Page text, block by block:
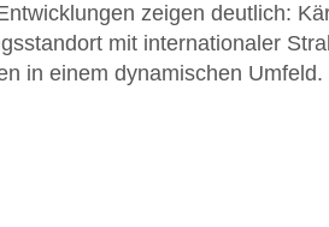
zeigen deutlich:
mit internationaler
in einem dynamischen Umfeld.